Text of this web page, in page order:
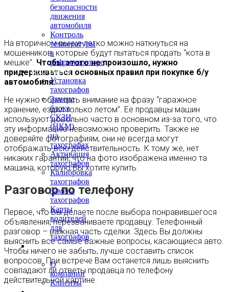
безопасности
движения
автомобиля
Контроль
температуры
в
рефрижераторе
Тахография
Установка
тахографов
Замена
блока
СКЗИ
(НКМ)
на
тахографах
Активация
тахографов
Калибровка
тахографов
Замена
тахографов
Карты
водителей
для
тахографов
О
нас
О
компании
Клиенты
На вторичном рынке легко можно наткнуться на
мошенников, которые будут пытаться продать “кота в
мешке”. Чтобы этого не произошло, нужно
придерживаться основных правил при покупке б/у
автомобиля.
Не нужно обращать внимание на фразу “гаражное
хранение, ездил только летом”. Ее продавцы машин
используют довольно часто в основном из-за того, что
эту информацию невозможно проверить. Также не
доверяйте фотографиям, они не всегда могут
отображать всю действительность. К тому же, нет
никаких гарантий, что на фото изображена именно та
машина, которую Вы хотите купить.
Разговор по телефону
Первое, что Вы делаете после выбора понравившегося
объявления, перезваниваете продавцу. Телефонный
разговор – важная часть сделки. Здесь Вы должны
выяснить все самые важные вопросы, касающиеся авто.
Чтобы ничего не забыть, лучше составить список
вопросов. При встрече Вам останется лишь выяснить
совпадают ли ответы продавца по телефону
действительной картине.